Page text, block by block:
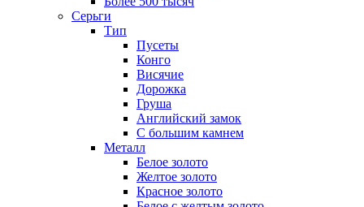
Серьги
Тип
Пусеты
Конго
Висячие
Дорожка
Груша
Английский замок
С большим камнем
Металл
Белое золото
Желтое золото
Красное золото